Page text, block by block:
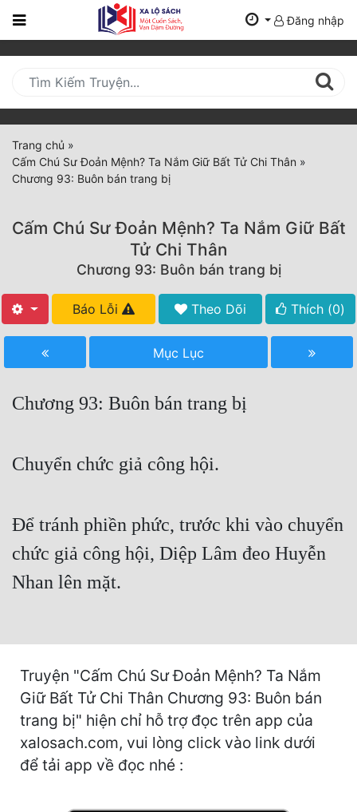
Trang
Mới
Cập
Nhật
(current)
BXH
Truyện Mới Ra
Hoàn Thành
Hậu Cung
Truyện Dịch
Xa Lộ Dịch
Cổ Tiên Hiệp
Cổ Đại
Du Hí
Đăng nhập
Trang chủ »
Cấm Chú Sư Đoản Mệnh? Ta Nắm Giữ Bất Tử Chi Thân »
Chương 93: Buôn bán trang bị
Cấm Chú Sư Đoản Mệnh? Ta Nắm Giữ Bất
Tử Chi Thân
Chương 93: Buôn bán trang bị
Báo Lỗi Theo Dõi Thích (0)
Mục Lục
Chương 93: Buôn bán trang bị
Chuyển chức giả công hội.
Để tránh phiền phức, trước khi vào chuyển
chức giả công hội, Diệp Lâm đeo Huyễn
Nhan lên mặt.
Truyện "Cấm Chú Sư Đoản Mệnh? Ta Nắm
Giữ Bất Tử Chi Thân Chương 93: Buôn bán
trang bị" hiện chỉ hỗ trợ đọc trên app của
xalosach.com, vui lòng click vào link dưới
để tải app về đọc nhé :